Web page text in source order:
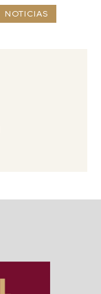
NOTICIAS